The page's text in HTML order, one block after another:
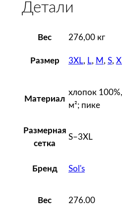
ж
c
Детали
Вес 276,00 кг
Размер 3XL, L, M , S,
Материал
хлопок
м²; пике
Размерная
сетка
S–3XL
Бренд Sol's
Вес 276.00